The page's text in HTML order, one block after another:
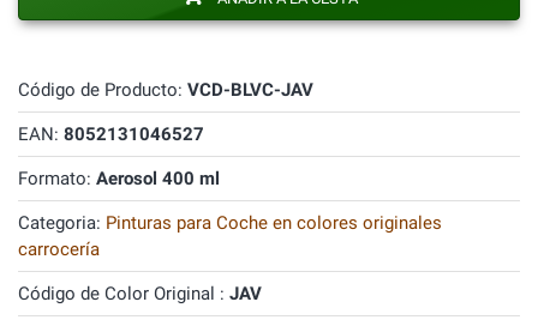
Código de Producto: VCD-BLVC-JAV
EAN: 8052131046527
Formato: Aerosol 400 ml
Categoria: Pinturas para Coche en colores originales
carrocería
Código de Color Original : JAV